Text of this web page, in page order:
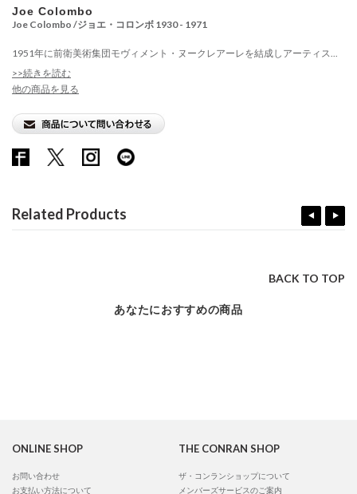
Joe Colombo
Joe Colombo /ジョエ・コロンボ 1930 - 1971
1951年に前衛美術集団モヴィメント・ヌークレアーレを結成しアーティス...
>>続きを読む
他の商品を見る
Related Products
BACK TO TOP
あなたにおすすめの商品
ONLINE SHOP
お問い合わせ
お支払い方法について
THE CONRAN SHOP
ザ・コンランショップについて
メンバーズサービスのご案内